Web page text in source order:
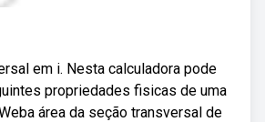
em i. Nesta calculadora pode
propriedades fisicas de uma
área da seção transversal de